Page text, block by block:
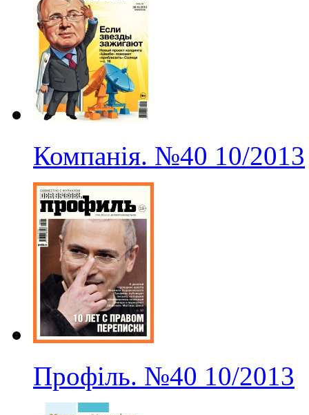
Компанія. №40 10/2013
Профіль. №40 10/2013